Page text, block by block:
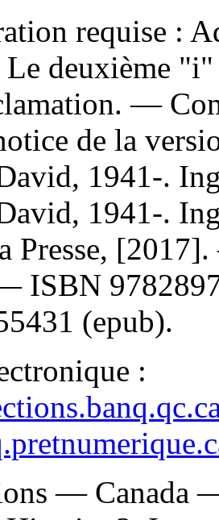
requise :
deuxième "i"
—
de la
1941-.
1941-.
Presse,
ISBN
(epub).
:
— Canada